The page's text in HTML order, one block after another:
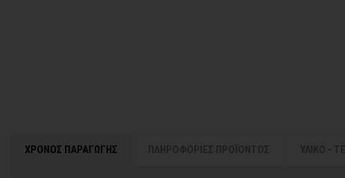
ΧΡΟΝΟΣ ΠΑΡΑΓΩΓΗΣ